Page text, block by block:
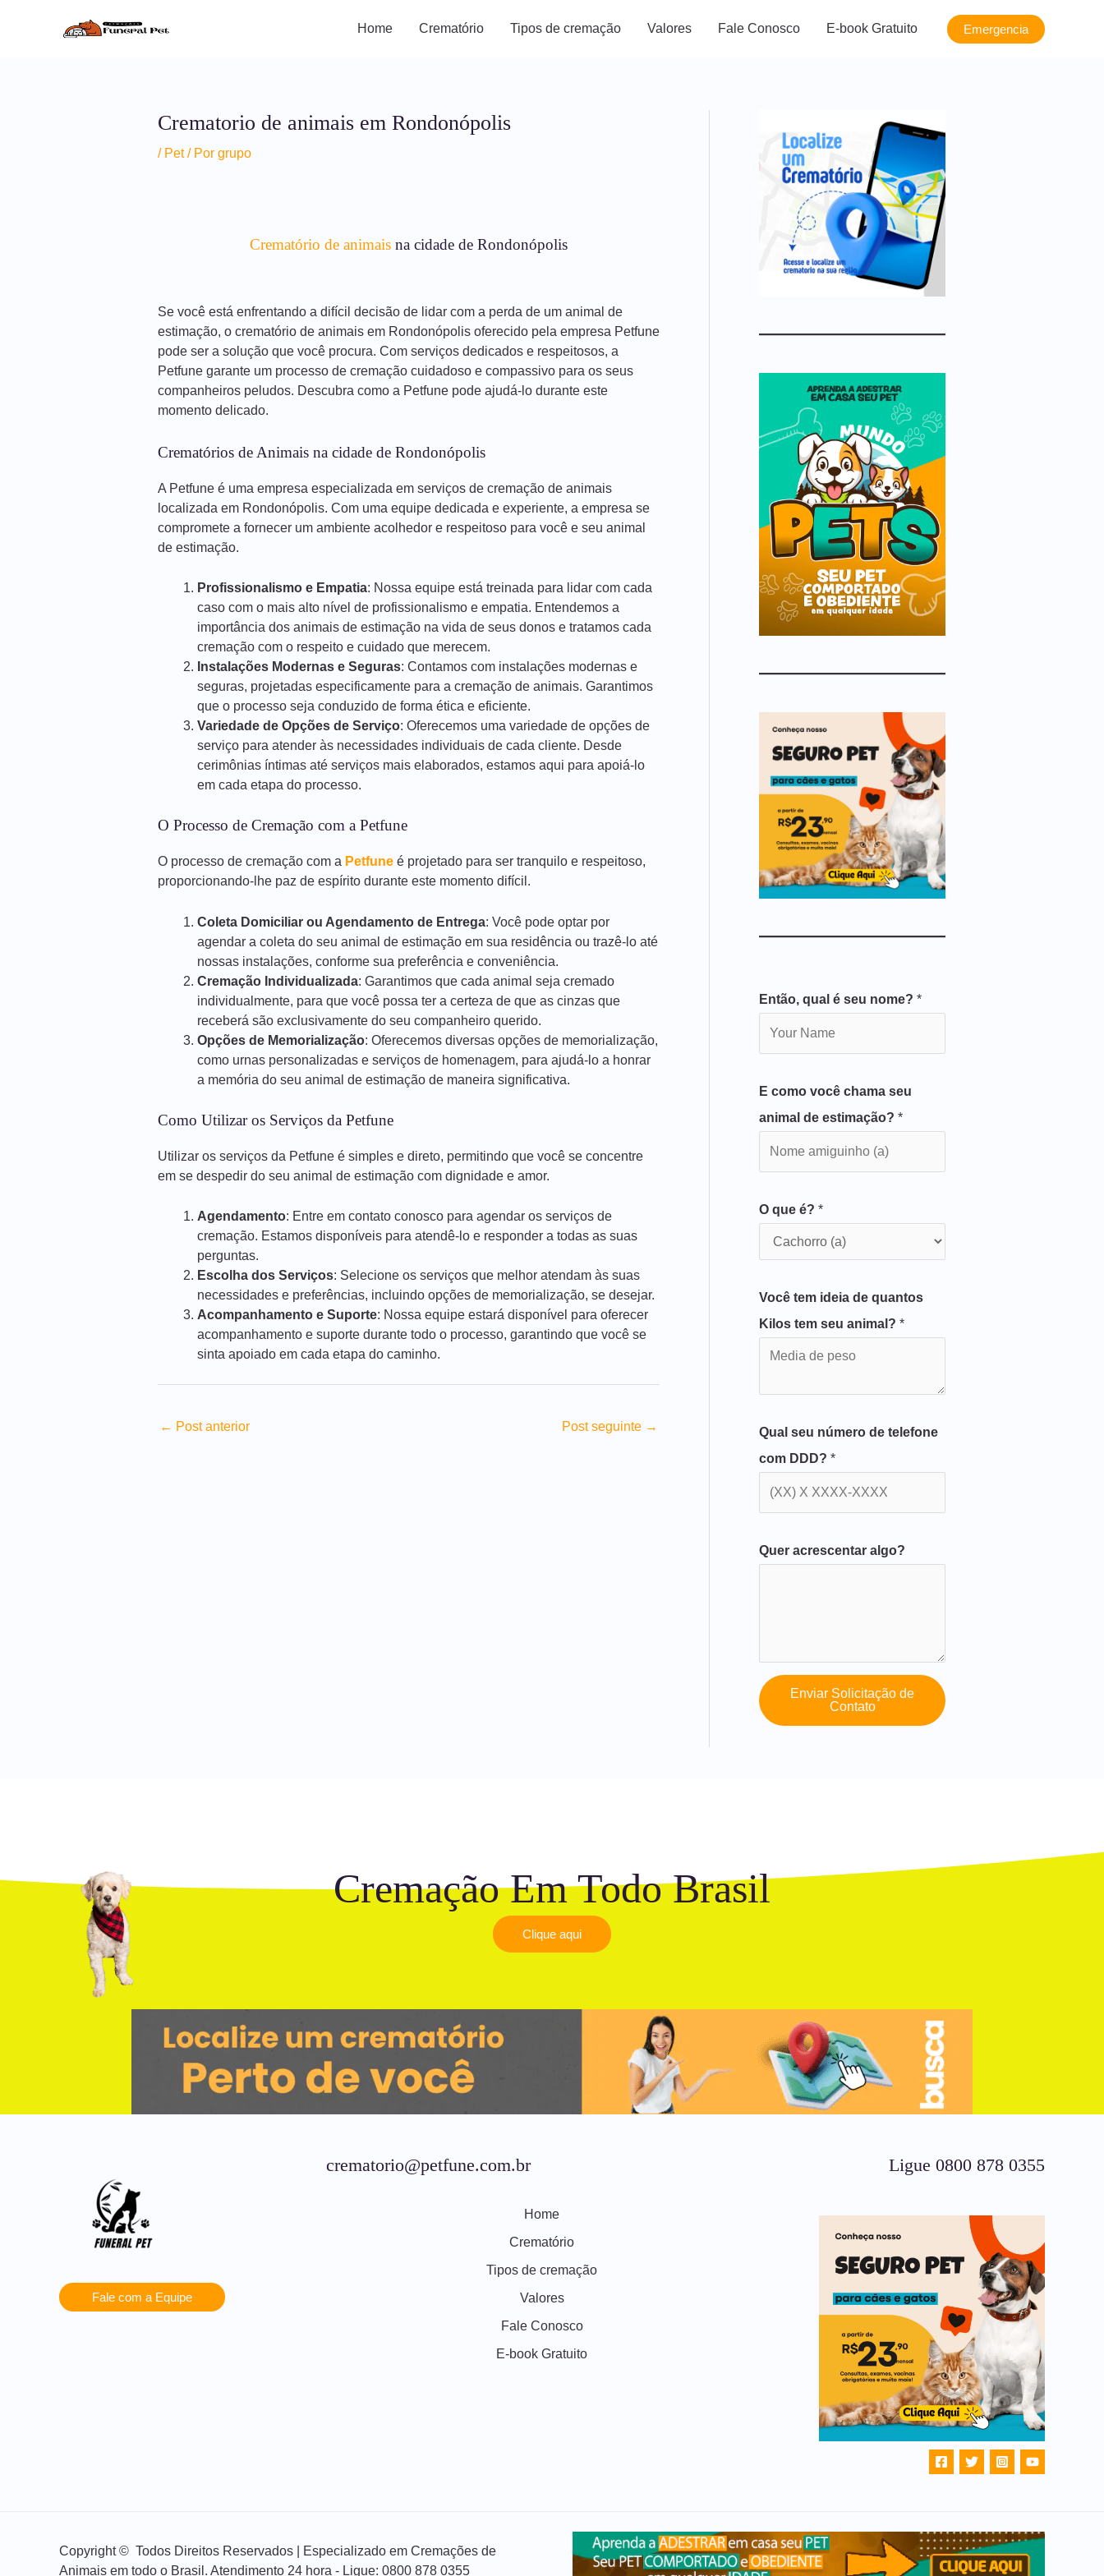
Home Crematório Tipos de cremação Valores Fale Conosco E-book Gratuito Emergencia
Crematorio de animais em Rondonópolis
/ Pet/ Por grupo
Crematório de animais na cidade de Rondonópolis
Se você está enfrentando a difícil decisão de lidar com a perda de um animal de
estimação, o crematório de animais em Rondonópolis oferecido pela empresa Petfune
pode ser a solução que você procura. Com serviços dedicados e respeitosos, a
Petfune garante um processo de cremação cuidadoso e compassivo para os seus
companheiros peludos. Descubra como a Petfune pode ajudá-lo durante este
momento delicado.
Crematórios de Animais na cidade de Rondonópolis
A Petfune é uma empresa especializada em serviços de cremação de animais
localizada em Rondonópolis. Com uma equipe dedicada e experiente, a empresa se
compromete a fornecer um ambiente acolhedor e respeitoso para você e seu animal
de estimação.
Profissionalismo e Empatia: Nossa equipe está treinada para lidar com cada
caso com o mais alto nível de profissionalismo e empatia. Entendemos a
importância dos animais de estimação na vida de seus donos e tratamos cada
cremação com o respeito e cuidado que merecem.
Instalações Modernas e Seguras: Contamos com instalações modernas e
seguras, projetadas especificamente para a cremação de animais. Garantimos
que o processo seja conduzido de forma ética e eficiente.
Variedade de Opções de Serviço: Oferecemos uma variedade de opções de
serviço para atender às necessidades individuais de cada cliente. Desde
cerimônias íntimas até serviços mais elaborados, estamos aqui para apoiá-lo
em cada etapa do processo.
O Processo de Cremação com a Petfune
O processo de cremação com a Petfune é projetado para ser tranquilo e respeitoso,
proporcionando-lhe paz de espírito durante este momento difícil.
Coleta Domiciliar ou Agendamento de Entrega: Você pode optar por
agendar a coleta do seu animal de estimação em sua residência ou trazê-lo até
nossas instalações, conforme sua preferência e conveniência.
Cremação Individualizada: Garantimos que cada animal seja cremado
individualmente, para que você possa ter a certeza de que as cinzas que
receberá são exclusivamente do seu companheiro querido.
Opções de Memorialização: Oferecemos diversas opções de memorialização,
como urnas personalizadas e serviços de homenagem, para ajudá-lo a honrar
a memória do seu animal de estimação de maneira significativa.
Como Utilizar os Serviços da Petfune
Utilizar os serviços da Petfune é simples e direto, permitindo que você se concentre
em se despedir do seu animal de estimação com dignidade e amor.
Agendamento: Entre em contato conosco para agendar os serviços de
cremação. Estamos disponíveis para atendê-lo e responder a todas as suas
perguntas.
Escolha dos Serviços: Selecione os serviços que melhor atendam às suas
necessidades e preferências, incluindo opções de memorialização, se desejar.
Acompanhamento e Suporte: Nossa equipe estará disponível para oferecer
acompanhamento e suporte durante todo o processo, garantindo que você se
sinta apoiado em cada etapa do caminho.
← Post anterior Post seguinte →
Então, qual é seu nome? *
E como você chama seu
animal de estimação? *
O que é? *
Você tem ideia de quantos
Kilos tem seu animal? *
Qual seu número de telefone
com DDD? *
Quer acrescentar algo?
Enviar Solicitação de
Contato
Cremação Em Todo Brasil
Clique aqui
Fale com a Equipe
crematorio@petfune.com.br
Home
Crematório
Tipos de cremação
Valores
Fale Conosco
E-book Gratuito
Ligue 0800 878 0355
Copyright © Todos Direitos Reservados | Especializado em Cremações de
Animais em todo o Brasil. Atendimento 24 hora - Ligue: 0800 878 0355